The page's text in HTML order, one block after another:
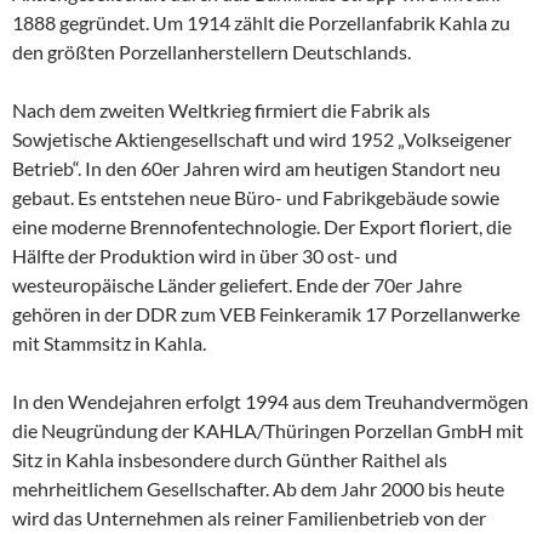
1888 gegründet. Um 1914 zählt die Porzellanfabrik Kahla zu
den größten Porzellanherstellern Deutschlands.
Nach dem zweiten Weltkrieg firmiert die Fabrik als
Sowjetische Aktiengesellschaft und wird 1952 „Volkseigener
Betrieb“. In den 60er Jahren wird am heutigen Standort neu
gebaut. Es entstehen neue Büro- und Fabrikgebäude sowie
eine moderne Brennofentechnologie. Der Export floriert, die
Hälfte der Produktion wird in über 30 ost- und
westeuropäische Länder geliefert. Ende der 70er Jahre
gehören in der DDR zum VEB Feinkeramik 17 Porzellanwerke
mit Stammsitz in Kahla.
In den Wendejahren erfolgt 1994 aus dem Treuhandvermögen
die Neugründung der KAHLA/Thüringen Porzellan GmbH mit
Sitz in Kahla insbesondere durch Günther Raithel als
mehrheitlichem Gesellschafter. Ab dem Jahr 2000 bis heute
wird das Unternehmen als reiner Familienbetrieb von der